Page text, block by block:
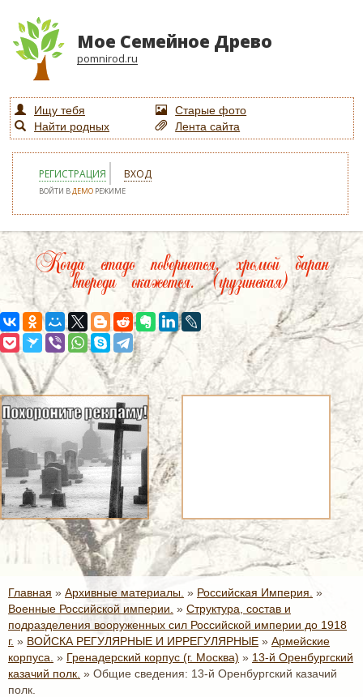
Мое Семейное Древо
pomnirod.ru
Ищу тебя
Старые фото
Найти родных
Лента сайта
РЕГИСТРАЦИЯ ВХОД
ВОЙТИ ВДЕМО РЕЖИМЕ
Когда стадо повернется, хромой баран
впереди окажется. (грузинская)
Главная » Архивные материалы. » Российская Империя. »
Военные Российской империи. » Структура, состав и
подразделения вооруженных сил Российской империи до 1918
г. » ВОЙСКА РЕГУЛЯРНЫЕ И ИРРЕГУЛЯРНЫЕ » Армейские
корпуса. » Гренадерский корпус (г. Москва) » 13-й Оренбургский
казачий полк. » Общие сведения: 13-й Оренбургский казачий
полк.